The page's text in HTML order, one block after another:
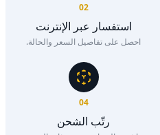
02
استفسار عبر الإنترنت
احصل على تفاصيل السعر والحالة.
04
رتّب الشحن